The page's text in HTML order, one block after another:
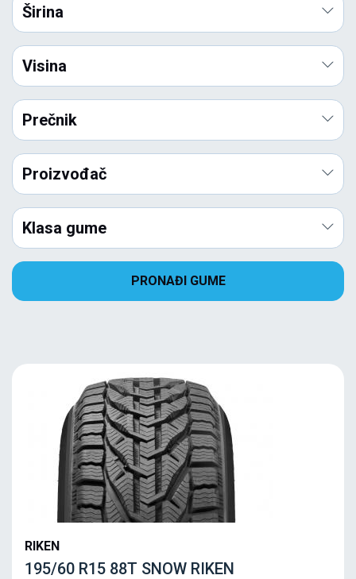
Širina
Visina
Prečnik
Proizvođač
Klasa gume
PRONAĐI GUME
RIKEN
195/60 R15 88T SNOW RIKEN